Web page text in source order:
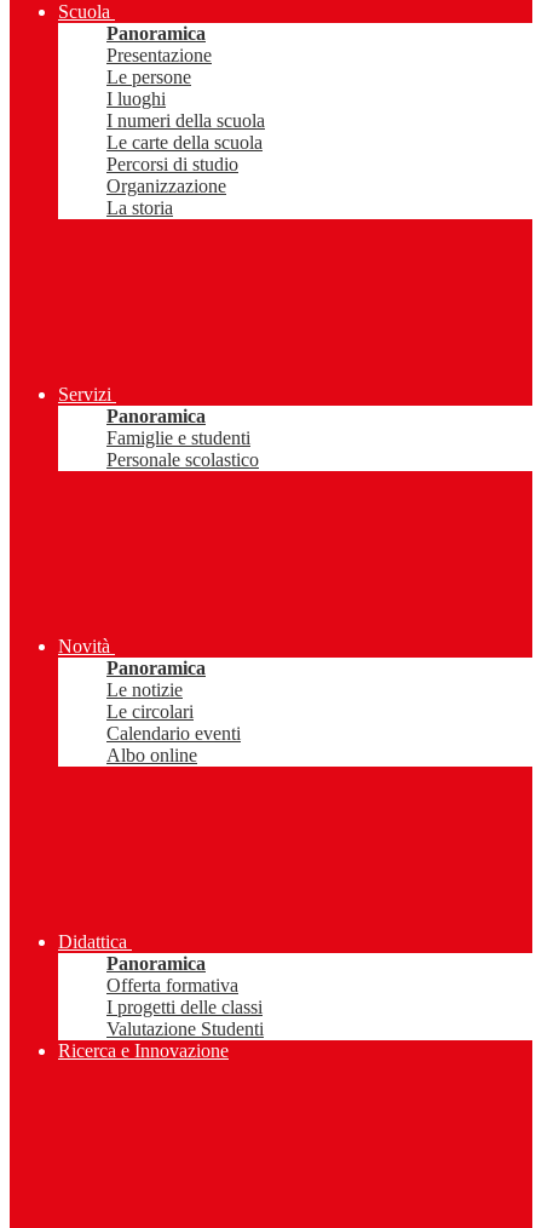
Scuola
Panoramica
Presentazione
Le persone
I luoghi
I numeri della scuola
Le carte della scuola
Percorsi di studio
Organizzazione
La storia
Servizi
Panoramica
Famiglie e studenti
Personale scolastico
Novità
Panoramica
Le notizie
Le circolari
Calendario eventi
Albo online
Didattica
Panoramica
Offerta formativa
I progetti delle classi
Valutazione Studenti
Ricerca e Innovazione